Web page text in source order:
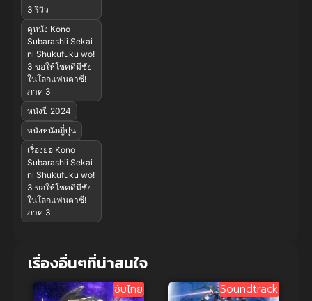
3 รีวิว
ดูหนัง Kono
Subarashii Sekai
ni Shukufuku wo!
3 ขอให้โชคดีมีชัย
ในโลกแฟนตาซี!
ภาค 3
หนังปี 2024
หนังหนังญี่ปุ่น
เรื่องย่อ Kono
Subarashii Sekai
ni Shukufuku wo!
3 ขอให้โชคดีมีชัย
ในโลกแฟนตาซี!
ภาค 3
เรื่องอื่นๆที่น่าสนใจ
ซับไทย Soundtrack